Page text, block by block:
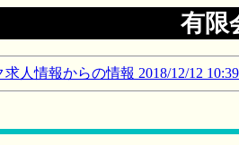
有限
人情報からの情報 2018/12/12